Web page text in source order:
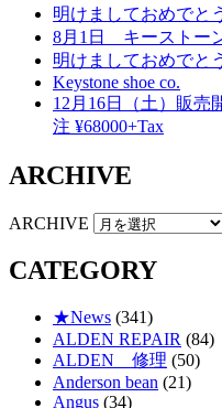
明けましておめでと
8月1日 キーストー
明けましておめでと
Keystone shoe co.
12月16日（土）販売
注 ¥68000+Tax
ARCHIVE
ARCHIVE
CATEGORY
★News (341)
ALDEN REPAIR (84)
ALDEN 修理 (50)
Anderson bean (21)
Angus (34)